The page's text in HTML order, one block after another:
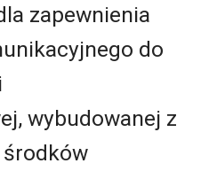
zapewnienia
do
wybudowanej z